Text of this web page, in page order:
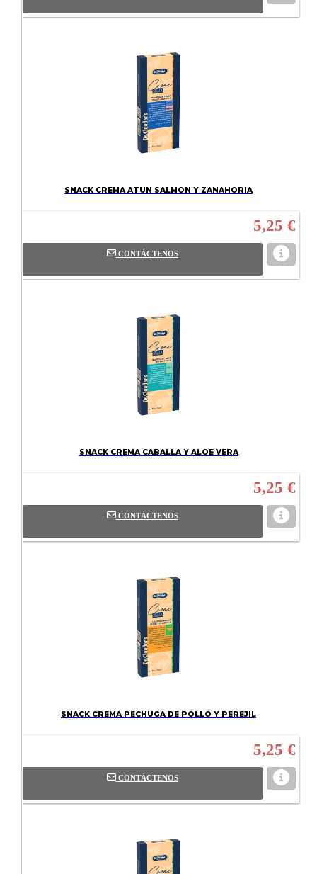
SNACK CREMA ATUN SALMON Y ZANAHORIA
5,25 €
CONTÁCTENOS
SNACK CREMA CABALLA Y ALOE VERA
5,25 €
CONTÁCTENOS
SNACK CREMA PECHUGA DE POLLO Y PEREJIL
5,25 €
CONTÁCTENOS